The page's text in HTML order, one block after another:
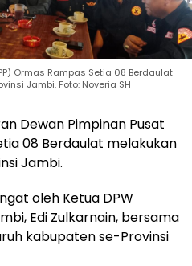
Ormas Rampas Setia 08 Berdaulat
Jambi. Foto: Noveria SH
Dewan Pimpinan Pusat
08 Berdaulat melakukan
Jambi.
oleh Ketua DPW
Edi Zulkarnain, bersama
kabupaten se-Provinsi